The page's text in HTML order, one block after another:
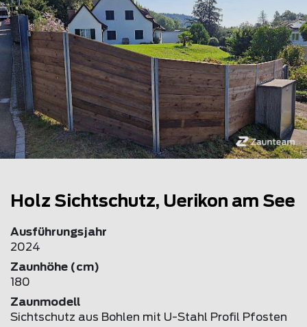
Holz Sichtschutz, Uerikon am See
Ausführungsjahr
2024
Zaunhöhe (cm)
180
Zaunmodell
Sichtschutz aus Bohlen mit U-Stahl Profil Pfosten